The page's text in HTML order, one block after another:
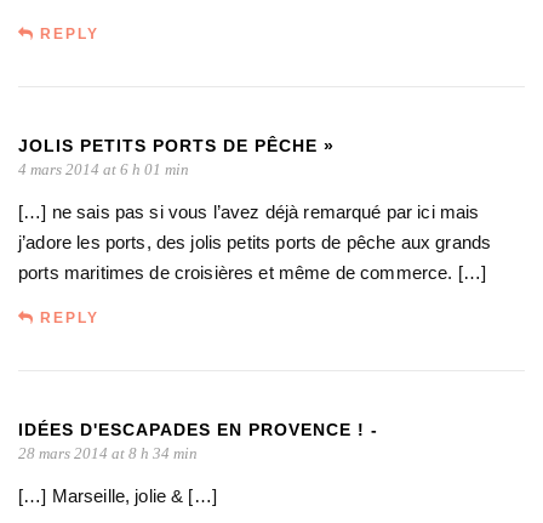
REPLY
JOLIS PETITS PORTS DE PÊCHE »
4 mars 2014 at 6 h 01 min
[…] ne sais pas si vous l’avez déjà remarqué par ici mais
j’adore les ports, des jolis petits ports de pêche aux grands
ports maritimes de croisières et même de commerce. […]
REPLY
IDÉES D'ESCAPADES EN PROVENCE ! -
28 mars 2014 at 8 h 34 min
[…] Marseille, jolie & […]